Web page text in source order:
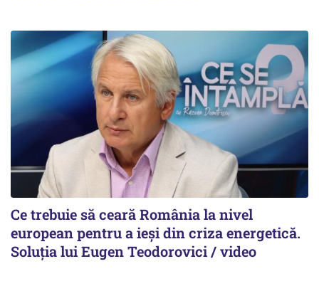
Ce trebuie să ceară România la nivel
european pentru a ieși din criza energetică.
Soluția lui Eugen Teodorovici / video